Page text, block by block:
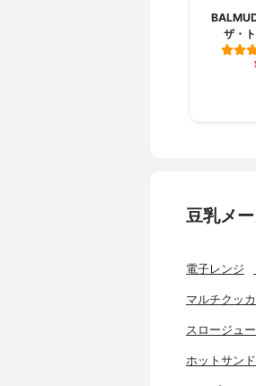
ザ・
豆乳メ
電子レンジ
マルチクッ
スロージュ
ホットサン